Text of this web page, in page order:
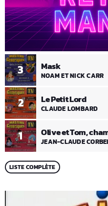
1 Olive et Tom,
JEAN-CLAUDE
2 Le Petit Lord
CLAUDE LOMBARD
3 Mask
NOAM ET NICK CARR
LISTE COMPLÈTE